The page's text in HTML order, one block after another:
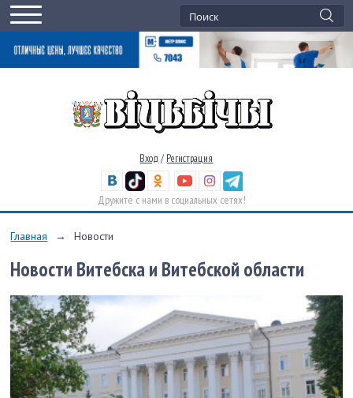
Вход / Регистрация
Дружите с нами в социальных сетях!
Главная → Новости
Новости Витебска и Витебской области